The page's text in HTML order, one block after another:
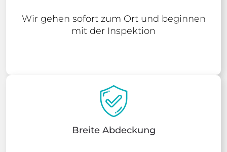
Wir gehen sofort zum Ort und beginnen
mit der Inspektion
Breite Abdeckung